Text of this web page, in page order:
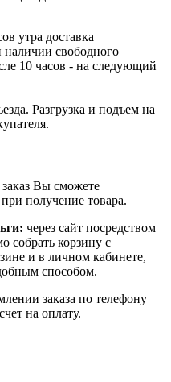
утра доставка
наличии свободного
10 часов - на следующий
Разгрузка и подъем на
Вы сможете
получение товара.
через сайт посредством
собрать корзину с
и в личном кабинете,
способом.
заказа по телефону
на оплату.